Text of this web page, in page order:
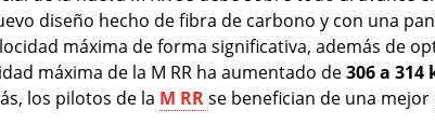
diseño hecho de fibra de carbono y con una
máxima de forma significativa, además de
máxima de la M RR ha aumentado de306 a 314
los pilotos de la M RRse benefician de una